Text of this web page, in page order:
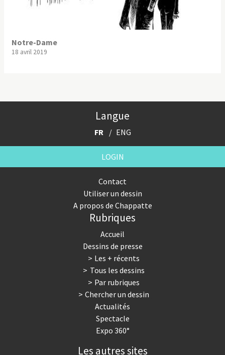
Notre-Dame
18 avril 2019
Langue
FR ENG
LOGIN
Contact
Utiliser un dessin
A propos de Chappatte
Rubriques
Accueil
Dessins de presse
Les + récents
Tous les dessins
Par rubriques
Chercher un dessin
Actualités
Spectacle
Expo 360°
Les autres sites